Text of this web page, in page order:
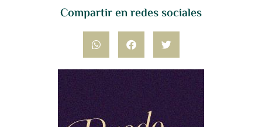
Compartir en redes sociales